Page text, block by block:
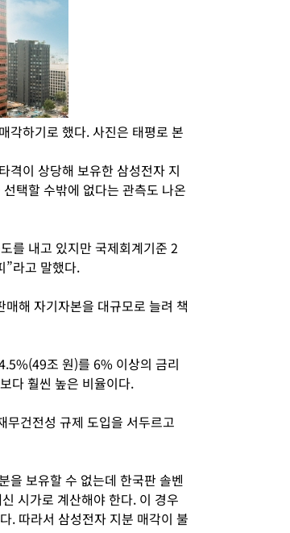
각하기로 했다. 사진은 태평로 본
격이 상당해 보유한 삼성전자 지
택할 수밖에 없다는 관측도 나온
를 내고 있지만 국제회계기준 2
”라고 말했다.
해 자기자본을 대규모로 늘려 책
조 원)를 6% 이상의 금리
다 훨씬 높은 비율이다.
건전성 규제 도입을 서두르고
을 보유할 수 없는데 한국판 솔벤
시가로 계산해야 한다. 이 경우
. 따라서 삼성전자 지분 매각이 불